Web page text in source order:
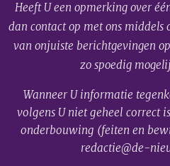
Heeft U een opmerking over
dan contact op met ons middels
van onjuiste berichtgevingen
zo spoedig
Wanneer U informatie
volgens U niet geheel correct
onderbouwing (feiten en
redactie@de-